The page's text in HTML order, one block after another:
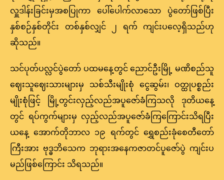
လှူဒါန်းခြင်းမှအစပြုကာ ပေါ်ပေါက်လာသော ပွဲတော်ဖြစ်ပြီး
နှစ်စဉ်နှစ်တိုင်း တစ်နှစ်လျှင် ၂ ရက် ကျင်းပလေ့ရှိသည်ဟု
ဆိုသည်။
သင်ပုတ်ပလ္လင်ပွဲတော် ပထမနေ့တွင် ညောင်ဦးမြို့ မဏိစည်သူ
ဈေးသူဈေးသားများမှ သစ်သီးမျိုးစုံ ငွေဆွမ်း၊ ဝတ္ထုပစ္စည်း
မျိုးစုံဖြင့် မြို့တွင်းလှည့်လည်အပူဇော်ခံကြသလို ဒုတိယနေ့
တွင် ရပ်ကွက်များမှ လှည့်လည်အပူဇော်ခံကြကြောင်းသိရပြီး
ယနေ့ အောက်တိုဘာလ ၁၉ ရက်တွင် ရွှေစည်းခုံစေတီတော်
ကြီးအား ဗုဒ္ဓဘိသေက ဘုရားအနေကဇာတင်ပူဇော်ပွဲ ကျင်းပ
မည်ဖြစ်ကြောင်း သိရသည်။